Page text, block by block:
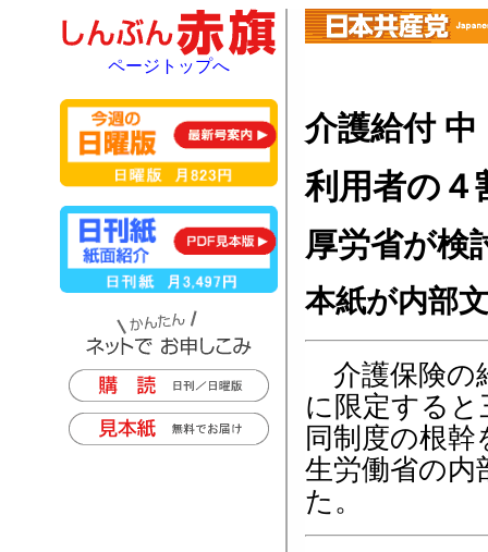
介護給付 中
利用者の４
厚労省が検
本紙が内部
介護保険の
に限定する
同制度の根
生労働省の内
た。
ページトップへ